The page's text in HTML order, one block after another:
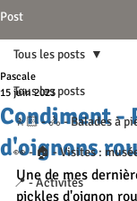
Post
Tous les posts
🚶🏻 - 🚴 - Balades à
👀 - 🏠 - Visites :
📍 - Activités
Tous les posts
Condiment -
d'oignons
Pascale
15 juin 2023
Une de mes
pickles d'oignon